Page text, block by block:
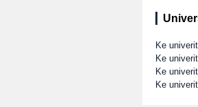
Ke
Ke
Ke
Ke